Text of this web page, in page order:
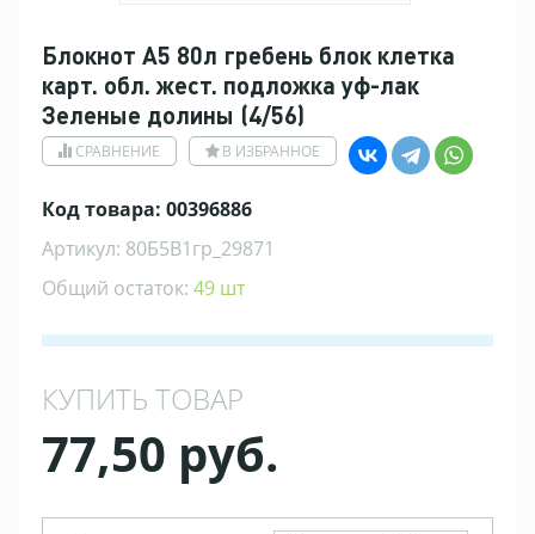
Блокнот А5 80л гребень блок клетка
карт. обл. жест. подложка уф-лак
Зеленые долины (4/56)
СРАВНЕНИЕ В ИЗБРАННОЕ
Код товара: 00396886
Артикул: 80Б5В1гр_29871
Общий остаток: 49 шт
КУПИТЬ ТОВАР
77,50 руб.